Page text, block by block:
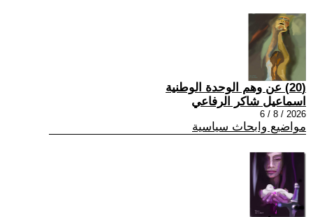
(20) عن وهم الوحدة الوطنية
اسماعيل شاكر الرفاعي
2026 / 8 / 6
مواضيع وابحاث سياسية